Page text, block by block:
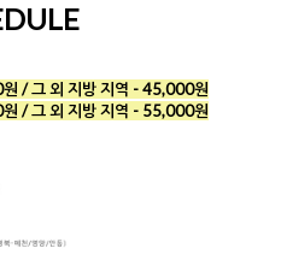
/ 그 외 지방 지역 - 45,000원
/ 그 외 지방 지역 - 55,000원